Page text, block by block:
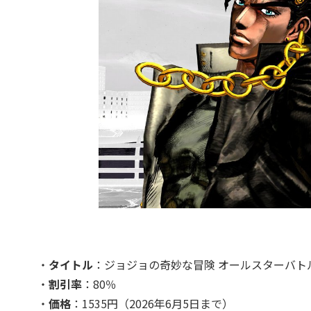
・ タイトル ：ジョジョの奇妙な冒険 オールスターバト
・ 割引率：80％
・ 価格：1535円（2026年6月5日まで）